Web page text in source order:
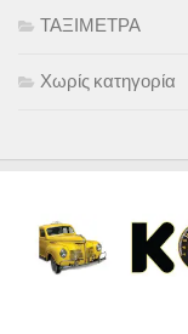
ΤΑΞΙΜΕΤΡΑ
Χωρίς κατηγορία